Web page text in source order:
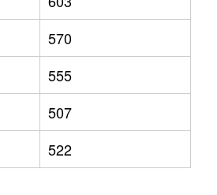
570
555
507
522